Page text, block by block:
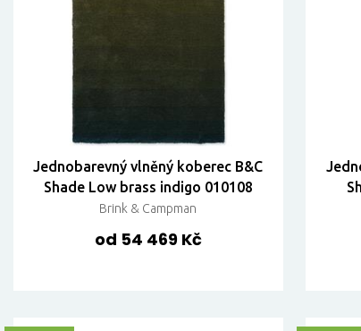
Jednobarevný vlněný koberec B&C
Shade Low brass indigo 010108
Brink & Campman
od 54 469 Kč